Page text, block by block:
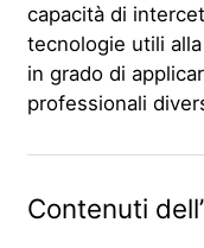
capacità di
tecnologie utili
in grado di
professionali
Contenuti